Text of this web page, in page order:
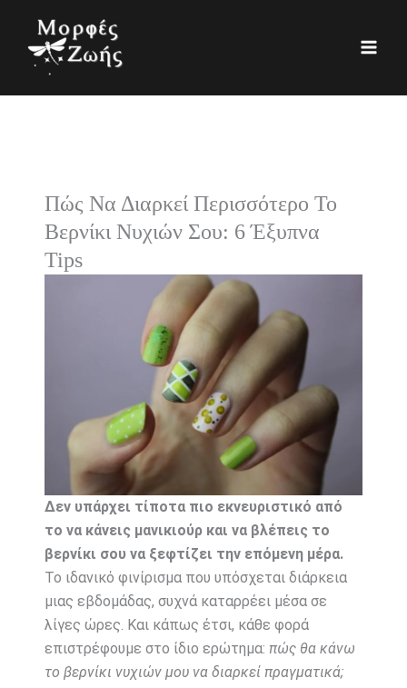
περιεχόμενο
Πώς Να Διαρκεί Περισσότερο Το
Βερνίκι Νυχιών Σου: 6 Έξυπνα
Tips
Δεν υπάρχει τίποτα πιο εκνευριστικό από
το να κάνεις μανικιούρ και να βλέπεις το
βερνίκι σου να ξεφτίζει την επόμενη μέρα.
Το ιδανικό φινίρισμα που υπόσχεται διάρκεια
μιας εβδομάδας, συχνά καταρρέει μέσα σε
λίγες ώρες. Και κάπως έτσι, κάθε φορά
επιστρέφουμε στο ίδιο ερώτημα: πώς θα κάνω
το βερνίκι νυχιών μου να διαρκεί πραγματικά;
α
η
σ
ο